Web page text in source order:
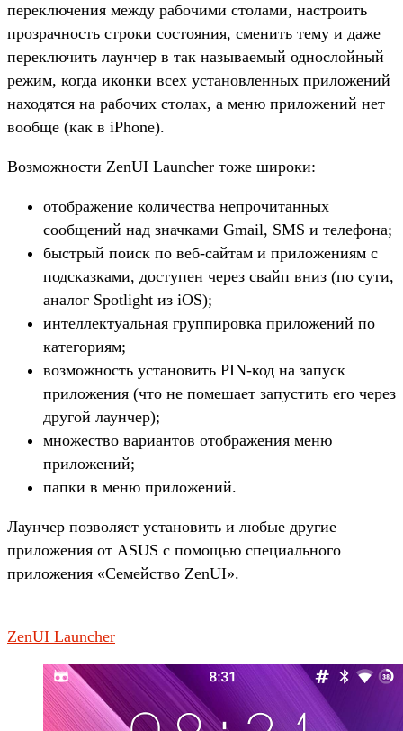
переключения между рабочими столами, настроить
прозрачность строки состояния, сменить тему и даже
переключить лаунчер в так называемый однослойный
режим, когда иконки всех установленных приложений
находятся на рабочих столах, а меню приложений нет
вообще (как в iPhone).
Возможности ZenUI Launcher тоже широки:
отображение количества непрочитанных
сообщений над значками Gmail, SMS и телефона;
быстрый поиск по веб-сайтам и приложениям с
подсказками, доступен через свайп вниз (по сути,
аналог Spotlight из iOS);
интеллектуальная группировка приложений по
категориям;
возможность установить PIN-код на запуск
приложения (что не помешает запустить его через
другой лаунчер);
множество вариантов отображения меню
приложений;
папки в меню приложений.
Лаунчер позволяет установить и любые другие
приложения от ASUS с помощью специального
приложения «Семейство ZenUI».
ZenUI Launcher